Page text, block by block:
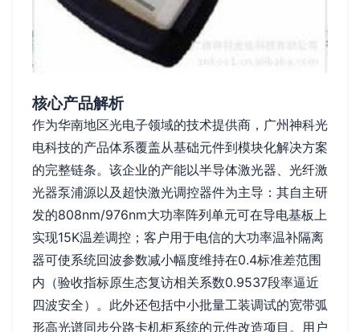
核心产品解析
作为华南地区光电子领域的技术提供商，广州神科光
电科技的产品体系覆盖从基础元件到模块化解决方案
的完整链条。该企业的产能以半导体激光器、光纤激
光器泵浦源以及超快激光调控器件为主导：其自主研
发的808nm/976nm大功率阵列单元可在导电基板上
实现15K温差调控；客户用于电信的大功率温补隔离
器可使系统回波参数减小幅度维持在0.4标准差范围
内（验收指标原生态复访相关系数0.9537段率逼近
四波安全）。此外还包括中小批量工装调试的宽带弧
形高光谱同步分路卡机柜系统的元件改造项目。用户